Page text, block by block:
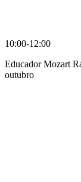
10:00-12:00
Educador Mozart
outubro